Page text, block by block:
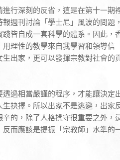
行深刻的反省，這是在第十一期
週刊討論「學士尼」風波的問題，
皆自成一套科學的體系。因此，
理性的教學來自我學習和領導信
出家，更可以發揮宗教對社會的
過相當嚴謹的程序，才能讓決定
抉擇。所以出家不是逃避，出家
的，除了人格操守很重要之外，
而應該是提振「宗教師」水準的